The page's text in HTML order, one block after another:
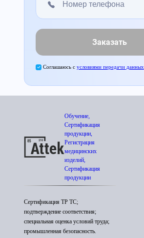
Заказать
Соглашаюсь с условиями передачи данных
Обучение,
Сертификация
продукции,
Регистрация
медицинских
изделий,
Сертификация
продукции
Сертификация ТР ТС;
подтверждение соответствия;
специальная оценка условий труда;
промышленная безопасность.